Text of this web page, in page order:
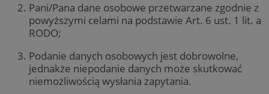
Pani/Pana dane osobowe przetwarzane zgodnie z
powyższymi celami na podstawie Art. 6 ust. 1 lit. a
RODO;
Podanie danych osobowych jest dobrowolne,
jednakże niepodanie danych może skutkować
niemożliwością wysłania zapytania.